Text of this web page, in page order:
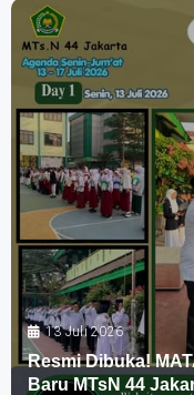
13 Juli 2026
Resmi Dibuka!
Baru MTsN 44